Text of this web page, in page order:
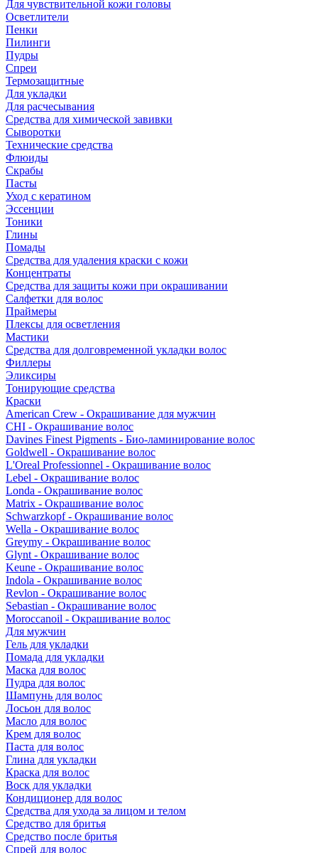
Для чувствительной кожи головы
Осветлители
Пенки
Пилинги
Пудры
Спреи
Термозащитные
Для укладки
Для расчесывания
Средства для химической завивки
Сыворотки
Технические средства
Флюиды
Скрабы
Пасты
Уход с кератином
Эссенции
Тоники
Глины
Помады
Средства для удаления краски с кожи
Концентраты
Средства для защиты кожи при окрашивании
Салфетки для волос
Праймеры
Плексы для осветления
Мастики
Средства для долговременной укладки волос
Филлеры
Эликсиры
Тонирующие средства
Краски
American Crew - Окрашивание для мужчин
CHI - Окрашивание волос
Davines Finest Pigments - Био-ламинирование волос
Goldwell - Окрашивание волос
L'Oreal Professionnel - Окрашивание волос
Lebel - Окрашивание волос
Londa - Окрашивание волос
Matrix - Окрашивание волос
Schwarzkopf - Окрашивание волос
Wella - Окрашивание волос
Greymy - Окрашивание волос
Glynt - Окрашивание волос
Keune - Окрашивание волос
Indola - Окрашивание волос
Revlon - Окрашивание волос
Sebastian - Окрашивание волос
Moroccanoil - Окрашивание волос
Для мужчин
Гель для укладки
Помада для укладки
Маска для волос
Пудра для волос
Шампунь для волос
Лосьон для волос
Масло для волос
Крем для волос
Паста для волос
Глина для укладки
Краска для волос
Воск для укладки
Кондиционер для волос
Средства для ухода за лицом и телом
Средство для бритья
Средство после бритья
Спрей для волос